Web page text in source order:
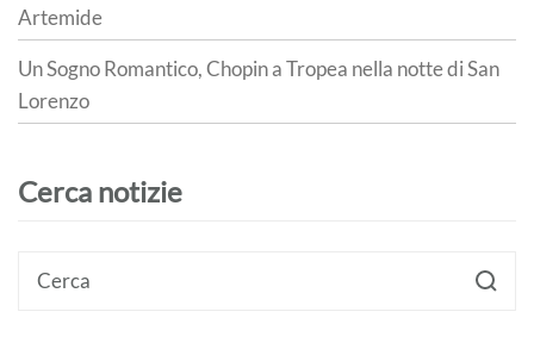
Artemide
Un Sogno Romantico, Chopin a Tropea nella notte di San
Lorenzo
Cerca notizie